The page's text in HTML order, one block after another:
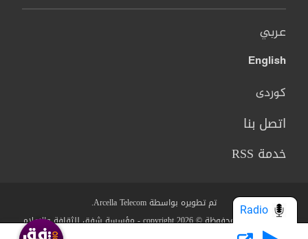
عربي
English
کوردی
اتصل بنا
خدمة RSS
تم تطويره بواسطة Arcella Telecom.
جميع الحقوق محفوظة © copyright 2026 - مؤسسة شفق للثقافة والاعلام
Radio